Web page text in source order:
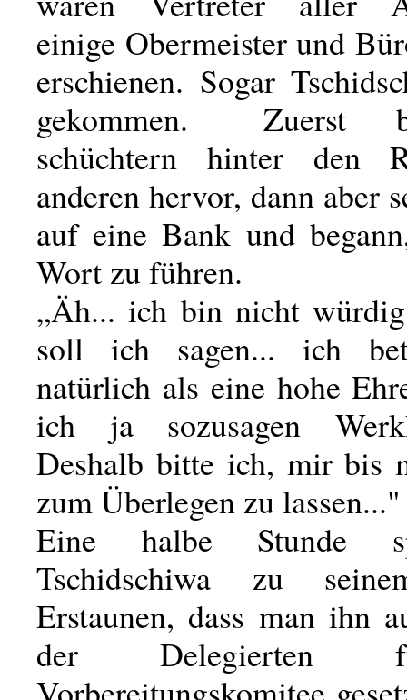
einige Obermeister und
erschienen. Sogar
gekommen. Zuerst
schüchtern hinter den
anderen hervor, dann aber
auf eine Bank und
Wort zu führen.
„Äh... ich bin nicht
soll ich sagen... ich
natürlich als eine hohe
ich ja sozusagen
Deshalb bitte ich, mir bis
zum Überlegen zu lassen..."
Eine halbe Stunde
Tschidschiwa zu
Erstaunen, dass man ihn
der Delegierten